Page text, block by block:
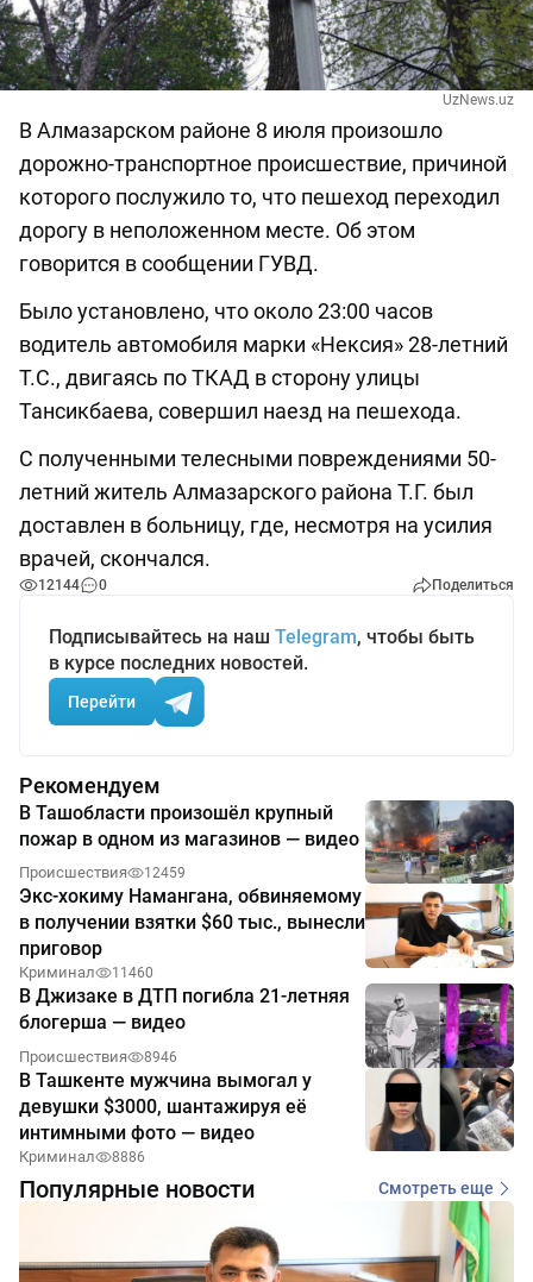
UzNews.uz
В Алмазарском районе 8 июля произошло
дорожно-транспортное происшествие, причиной
которого послужило то, что пешеход переходил
дорогу в неположенном месте. Об этом
говорится в сообщении ГУВД.
Было установлено, что около 23:00 часов
водитель автомобиля марки «Нексия» 28-летний
Т.С., двигаясь по ТКАД в сторону улицы
Тансикбаева, совершил наезд на пешехода.
С полученными телесными повреждениями 50-
летний житель Алмазарского района Т.Г. был
доставлен в больницу, где, несмотря на усилия
врачей, скончался.
12144 0 Поделиться
Подписывайтесь на наш Telegram, чтобы быть
в курсе последних новостей.
Перейти
Рекомендуем
В Ташобласти произошёл крупный
пожар в одном из магазинов — видео
Происшествия 12459
Экс-хокиму Намангана, обвиняемому
в получении взятки $60 тыс., вынесли
приговор
Криминал 11460
В Джизаке в ДТП погибла 21-летняя
блогерша — видео
Происшествия 8946
В Ташкенте мужчина вымогал у
девушки $3000, шантажируя её
интимными фото — видео
Криминал 8886
Популярные новости Смотреть еще